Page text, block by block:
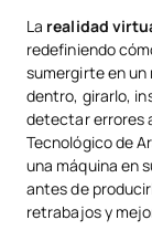
La realidad
redefiniendo
sumergirte en un
dentro, girarlo,
detectar errores
Tecnológico de
una máquina en
antes de
retrabajos y